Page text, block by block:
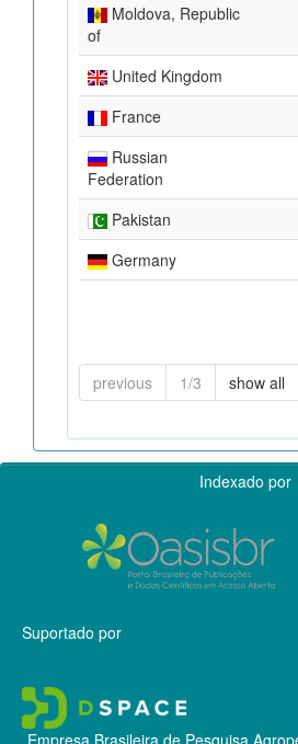
Moldova, Republic
of
United Kingdom
France
Russian
Federation
Pakistan
Germany
previous 1/3 show all
Indexado por
Suportado por
Empresa Brasileira de Pesquisa